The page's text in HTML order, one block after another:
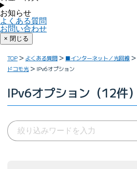
お知らせ
よくある質問
お問い合わせ
× 閉じる
TOP よくある質問 ■インターネット／光回線
ドコモ光
IPv6オプション
IPv6オプション（12件）